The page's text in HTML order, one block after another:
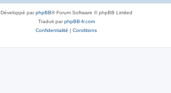
Développé parphpBB® Forum Software © phpBB Limited
Traduit parphpBB-fr.com
Confidentialité | Conditions